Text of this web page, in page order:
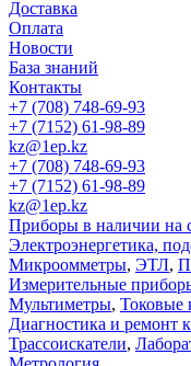
Доставка
Оплата
Новости
База знаний
Контакты
+7 (708) 748-69-93
+7 (7152) 61-98-89
kz@1ep.kz
+7 (708) 748-69-93
+7 (7152) 61-98-89
kz@1ep.kz
Приборы в наличии на
Электроэнергетика,
Микроомметры, ЭТЛ,
Измерительные
Мультиметры, Токовые
Диагностика и ремонт
Трассоискатели,